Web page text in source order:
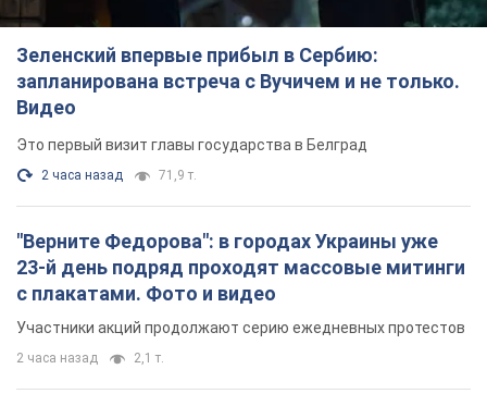
Зеленский впервые прибыл в Сербию:
запланирована встреча с Вучичем и не только.
Видео
Это первый визит главы государства в Белград
2 часа назад 71,9 т.
"Верните Федорова": в городах Украины уже
23-й день подряд проходят массовые митинги
с плакатами. Фото и видео
Участники акций продолжают серию ежедневных протестов
2 часа назад 2,1 т.